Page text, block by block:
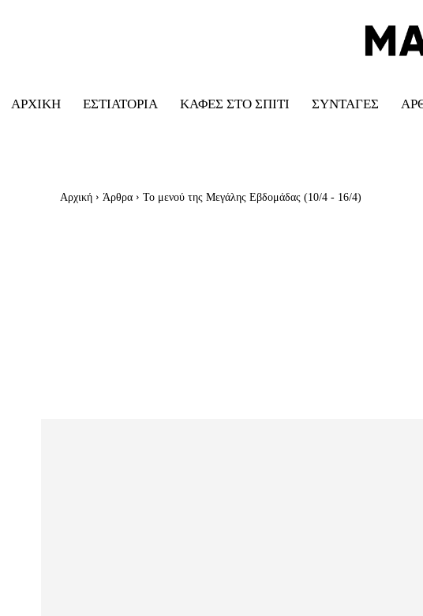
ΑΡΧΙΚΉ ΕΣΤΙΑΤΌΡΙΑ ΚΑΦΈΣ ΣΤΟ ΣΠΊΤΙ ΣΥΝΤΑΓΈΣ
Αρχική Άρθρα Το μενού της Μεγάλης Εβδομάδας (10/4 - 16/4)